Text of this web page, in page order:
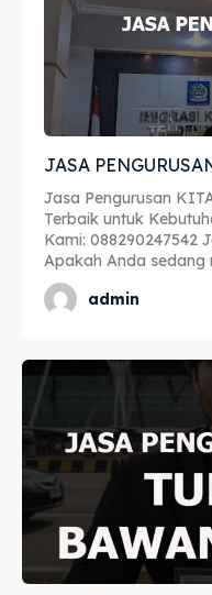
Legalisir
Apostille
Penerjemah
Asuransi
Blog
Legalisir
Apostille
Penerjemah
Asuransi
Blog
JASA
Jasa Pengurusan
Terbaik untuk
Kami: 088290247542 Jasa Pengurusan KITAS Bali -
Apakah Anda sedang
admin